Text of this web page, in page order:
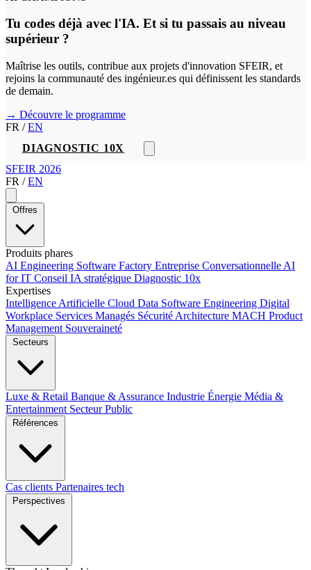
Tu codes déjà avec l'IA. Et si tu passais au niveau
supérieur ?
Maîtrise les outils, contribue aux projets d'innovation SFEIR, et
rejoins la communauté des ingénieur.es qui définissent les standards
de demain.
→ Découvre le programme
FR / EN
DIAGNOSTIC 10X
SFEIR 2026
FR / EN
Offres
Produits phares
AI Engineering Software Factory Entreprise Conversationnelle AI
for IT Conseil IA stratégique Diagnostic 10x
Expertises
Intelligence Artificielle Cloud Data Software Engineering Digital
Workplace Services Managés Sécurité Architecture MACH Product
Management Souveraineté
Secteurs
Luxe & Retail Banque & Assurance Industrie Énergie Média &
Entertainment Secteur Public
Références
Cas clients Partenaires tech
Perspectives